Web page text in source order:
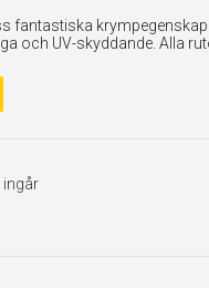
fantastiska
och UV-skyddande. Alla